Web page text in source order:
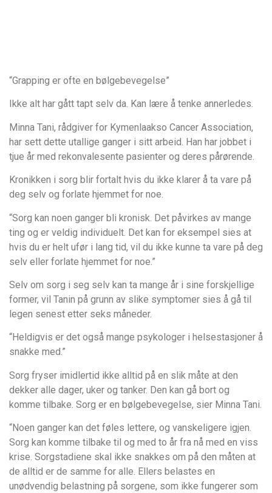
“Grapping er ofte en bølgebevegelse”
Ikke alt har gått tapt selv da. Kan lære å tenke annerledes.
Minna Tani, rådgiver for Kymenlaakso Cancer Association,
har sett dette utallige ganger i sitt arbeid. Han har jobbet i
tjue år med rekonvalesente pasienter og deres pårørende.
Kronikken i sorg blir fortalt hvis du ikke klarer å ta vare på
deg selv og forlate hjemmet for noe.
“Sorg kan noen ganger bli kronisk. Det påvirkes av mange
ting og er veldig individuelt. Det kan for eksempel sies at
hvis du er helt ufør i lang tid, vil du ikke kunne ta vare på deg
selv eller forlate hjemmet for noe.”
Selv om sorg i seg selv kan ta mange år i sine forskjellige
former, vil Tanin på grunn av slike symptomer sies å gå til
legen senest etter seks måneder.
“Heldigvis er det også mange psykologer i helsestasjoner å
snakke med.”
Sorg fryser imidlertid ikke alltid på en slik måte at den
dekker alle dager, uker og tanker. Den kan gå bort og
komme tilbake. Sorg er en bølgebevegelse, sier Minna Tani.
“Noen ganger kan det føles lettere, og vanskeligere igjen.
Sorg kan komme tilbake til og med to år fra nå med en viss
krise. Sorgstadiene skal ikke snakkes om på den måten at
de alltid er de samme for alle. Ellers belastes en
unødvendig belastning på sorgene, som ikke fungerer som